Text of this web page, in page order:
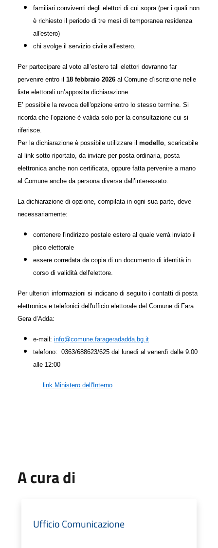
familiari conviventi degli elettori di cui sopra (per i quali non
è richiesto il periodo di tre mesi di temporanea residenza
all'estero)
chi svolge il servizio civile all'estero.
Per partecipare al voto all’estero tali elettori dovranno far
pervenire entro il 18 febbraio 2026 al Comune d’iscrizione nelle
liste elettorali un’apposita dichiarazione.
E’ possibile la revoca dell'opzione entro lo stesso termine. Si
ricorda che l’opzione è valida solo per la consultazione cui si
riferisce.
Per la dichiarazione è possibile utilizzare il modello , scaricabile
al link sotto riportato, da inviare per posta ordinaria, posta
elettronica anche non certificata, oppure fatta pervenire a mano
al Comune anche da persona diversa dall’interessato.
La dichiarazione di opzione, compilata in ogni sua parte, deve
necessariamente:
contenere l'indirizzo postale estero al quale verrà inviato il
plico elettorale
essere corredata da copia di un documento di identità in
corso di validità dell'elettore.
Per ulteriori informazioni si indicano di seguito i contatti di posta
elettronica e telefonici dell'ufficio elettorale del Comune di Fara
Gera d’Adda:
e-mail: info@comune.farageradadda.bg.it
telefono: 0363/688623/625 dal lunedì al venerdì dalle 9.00
alle 12:00
link Ministero dell'Interno
A cura di
Ufficio Comunicazione